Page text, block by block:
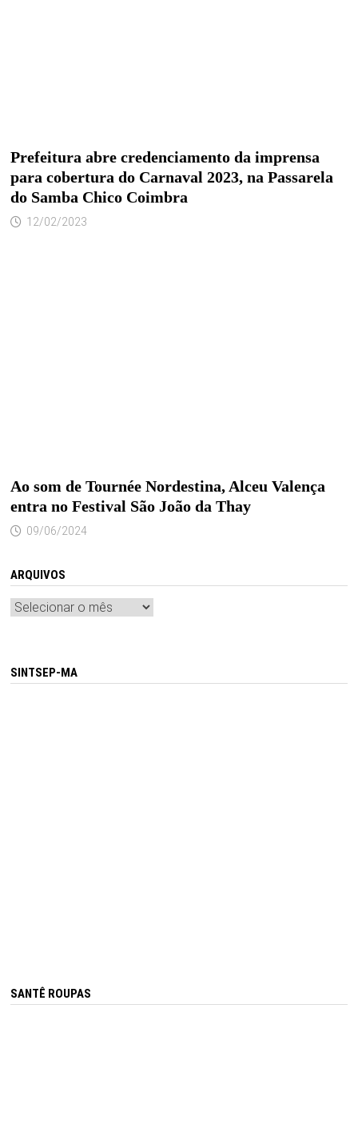
Prefeitura abre credenciamento da imprensa
para cobertura do Carnaval 2023, na Passarela
do Samba Chico Coimbra
12/02/2023
Ao som de Tournée Nordestina, Alceu Valença
entra no Festival São João da Thay
09/06/2024
ARQUIVOS
Arquivos
SINTSEP-MA
SANTÊ ROUPAS